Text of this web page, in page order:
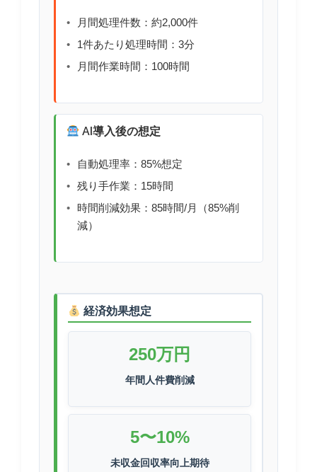
月間処理件数：約2,000件
1件あたり処理時間：3分
月間作業時間：100時間
AI導入後の想定
自動処理率：85%想定
残り手作業：15時間
時間削減効果：85時間/月（85%削
減）
経済効果想定
250万円
年間人件費削減
5〜10%
未収金回収率向上期待